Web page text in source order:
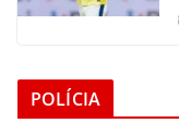
POLÍCIA